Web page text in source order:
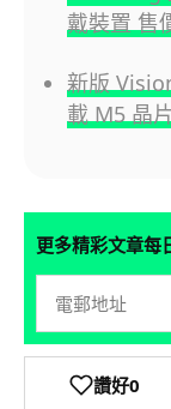
戴裝置 售
新版
載 M5 晶
更多精彩文章每
讚好0